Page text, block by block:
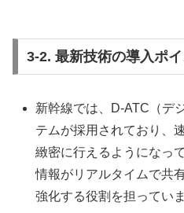
3-2. 最新技術の導入ポイ
新幹線では、D-ATC（デ
テムが採用されており、
緻密に行えるようになっ
情報がリアルタイムで共
強化する役割を担っていま